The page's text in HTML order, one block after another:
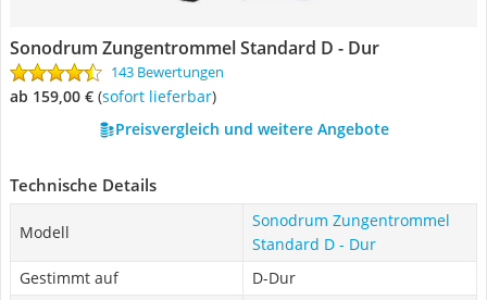
Sonodrum Zungentrommel Standard D - Dur
143 Bewertungen
ab 159,00 € ( Sofort lieferbar)
Preisvergleich und weitere Angebote
Technische Details
Modell
Sonodrum Zungentrommel
Standard D - Dur
Gestimmt auf
D-Dur